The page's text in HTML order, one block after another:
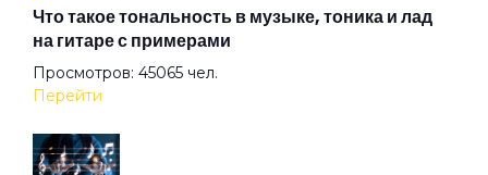
Алиса
Алмазная душа
Амазонка
Что такое тональность в музыке, тоника и лад
на гитаре с примерами
Просмотров: 45065 чел.
Перейти